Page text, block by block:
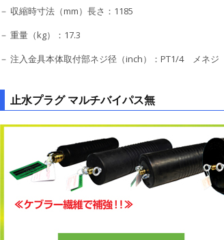
－ 収縮時寸法（mm）長さ：1185
－ 重量（kg）：17.3
－ 注入金具本体取付部ネジ径（inch）：PT1/4 メネジ
止水プラグ マルチバイパス無